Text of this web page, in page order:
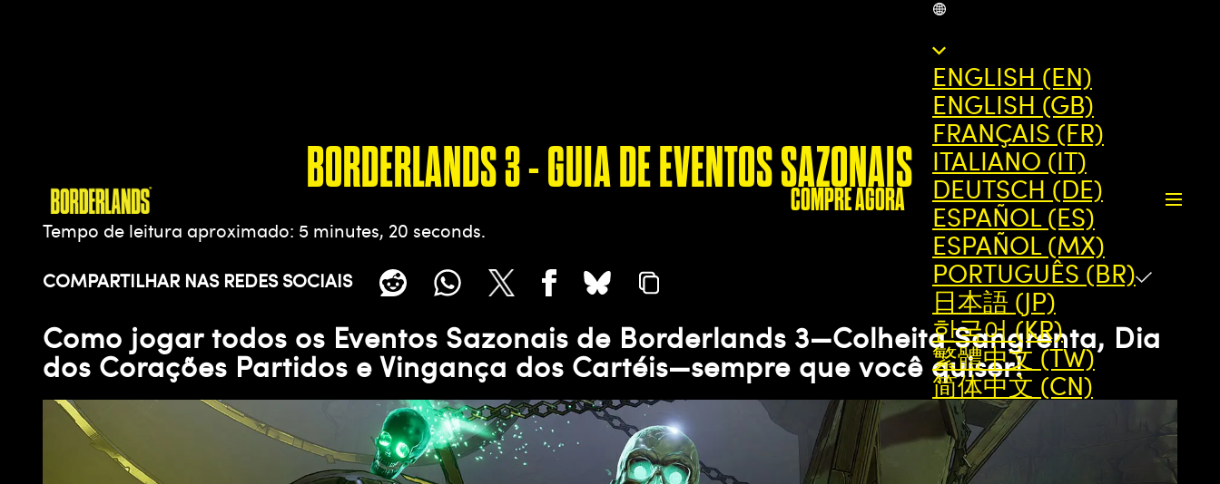
COMPRE AGORA
ENGLISH (EN)
ENGLISH (GB)
FRANÇAIS (FR)
ITALIANO (IT)
DEUTSCH (DE)
ESPAÑOL (ES)
ESPAÑOL (MX)
PORTUGUÊS (BR)
日本語 (JP)
한국어 (KR)
繁體中文 (TW)
简体中文 (CN)
BORDERLANDS 3 - GUIA DE EVENTOS SAZONAIS
Tempo de leitura aproximado 5 minutes, 20 seconds
COMPARTILHAR NAS REDES SOCIAIS
Como jogar todos os Eventos Sazonais de Borderlands 3—Colheita Sangrenta, Dia
dos Corações Partidos e Vingança dos Cartéis—sempre que você quiser!